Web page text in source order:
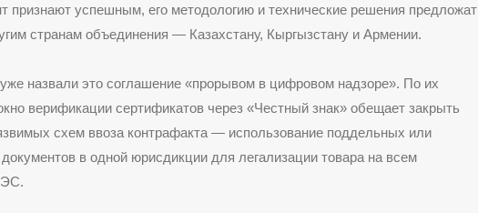
признают успешным, его методологию и технические решения предложат
странам объединения — Казахстану, Кыргызстану и Армении.
назвали это соглашение «прорывом в цифровом надзоре». По их
верификации сертификатов через «Честный знак» обещает закрыть
схем ввоза контрафакта — использование поддельных или
в одной юрисдикции для легализации товара на всем